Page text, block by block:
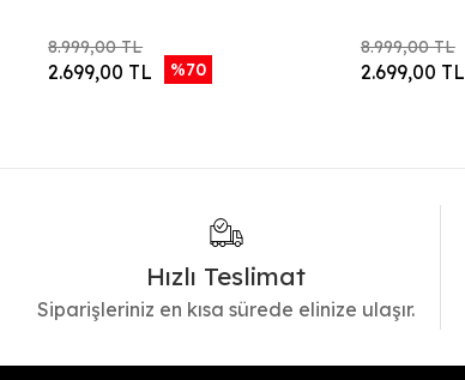
8.999,00 TL
2.699,00 TL %70
8.999,00 TL
2.699,00 TL
Hızlı Teslimat
Siparişleriniz en kısa sürede elinize ulaşır.